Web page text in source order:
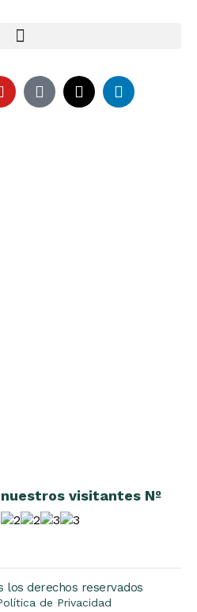
visitantes Nº
los derechos reservados
de Privacidad